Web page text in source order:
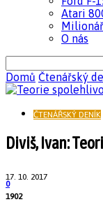
Atari
O nás
Domů Čtenářský
ČTENÁŘSKÝ DENÍK
Diviš, Ivan:
17. 10. 2017
0
1902